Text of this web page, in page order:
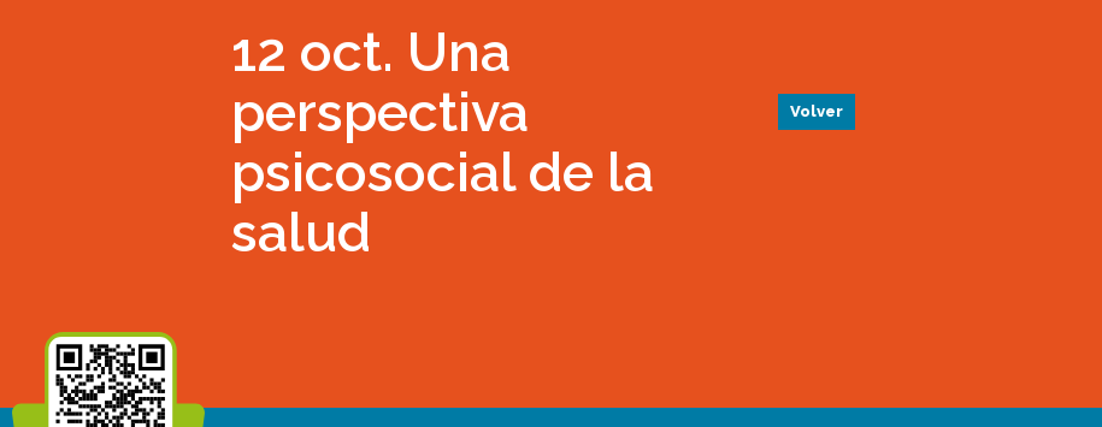
12 oct. Una
perspectiva
psicosocial de la
salud
Volver